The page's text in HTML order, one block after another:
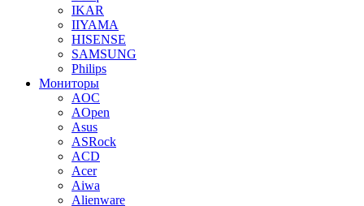
IKAR
IIYAMA
HISENSE
SAMSUNG
Philips
Мониторы
AOC
AOpen
Asus
ASRock
ACD
Acer
Aiwa
Alienware